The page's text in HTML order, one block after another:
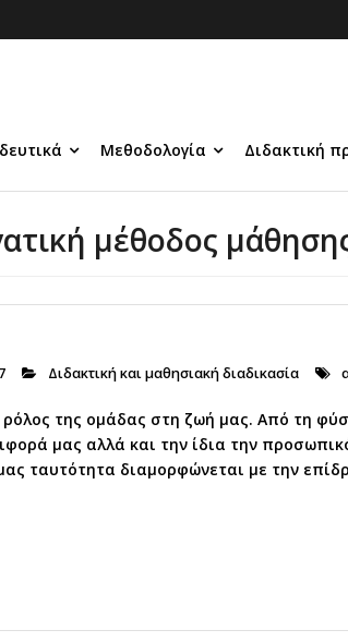
Μεθοδολογία Διδακτική
μέθοδος
Διδακτική και μαθησιακή διαδικασία
της ομάδας στη ζωή μας. Από τη
μας αλλά και την ίδια την
ταυτότητα διαμορφώνεται με την